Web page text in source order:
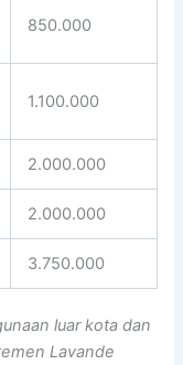
850.000
1.100.000
2.000.000
2.000.000
3.750.000
luar kota dan
Lavande